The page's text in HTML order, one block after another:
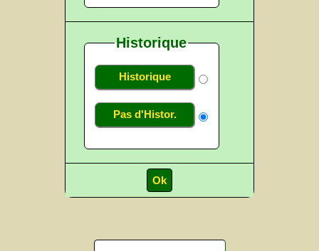
Historique
Historique
Pas d'Histor.